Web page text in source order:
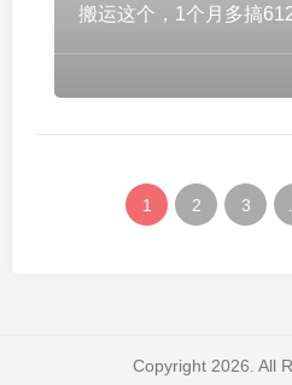
搬运这个，1个月多搞
1 2 3
Copyright 2026. All